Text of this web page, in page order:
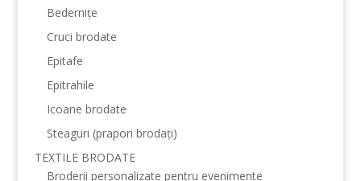
Bedernițe
Cruci brodate
Epitafe
Epitrahile
Icoane brodate
Steaguri (prapori brodați)
TEXTILE BRODATE
Broderii personalizate pentru evenimente